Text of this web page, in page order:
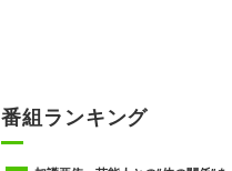
番組ランキング